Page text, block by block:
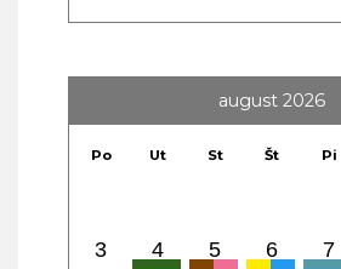
august 2026
Po Ut St Št Pi
3
4 5 6 7